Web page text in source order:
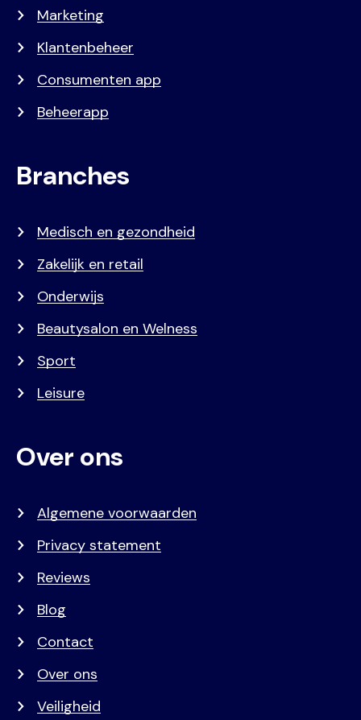
Marketing
Klantenbeheer
Consumenten app
Beheerapp
Branches
Medisch en gezondheid
Zakelijk en retail
Onderwijs
Beautysalon en Welness
Sport
Leisure
Over ons
Algemene voorwaarden
Privacy statement
Reviews
Blog
Contact
Over ons
Veiligheid